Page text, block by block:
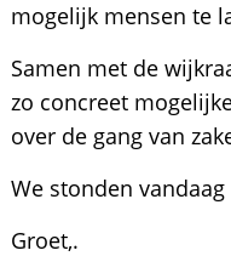
mogelijk mensen te
Samen met de
zo concreet
over de gang van
We stonden
Groet,.